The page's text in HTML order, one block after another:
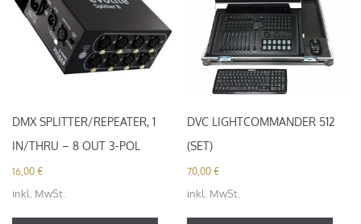
DMX SPLITTER/REPEATER, 1
IN/THRU – 8 OUT 3-POL
16,00 €
inkl. MwSt.
DVC LIGHTCOMMANDER 512
(SET)
70,00€
inkl. MwSt.